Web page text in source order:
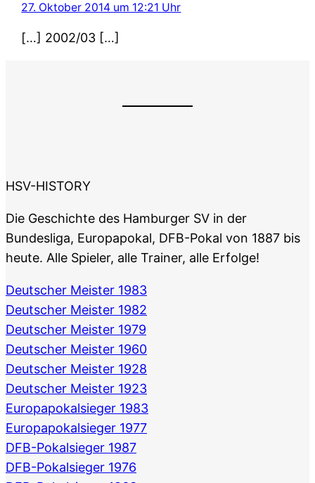
27. Oktober 2014 um 12:21 Uhr
[…] 2002/03 […]
HSV-HISTORY
Die Geschichte des Hamburger SV in der
Bundesliga, Europapokal, DFB-Pokal von 1887 bis
heute. Alle Spieler, alle Trainer, alle Erfolge!
Deutscher Meister 1983
Deutscher Meister 1982
Deutscher Meister 1979
Deutscher Meister 1960
Deutscher Meister 1928
Deutscher Meister 1923
Europapokalsieger 1983
Europapokalsieger 1977
DFB-Pokalsieger 1987
DFB-Pokalsieger 1976